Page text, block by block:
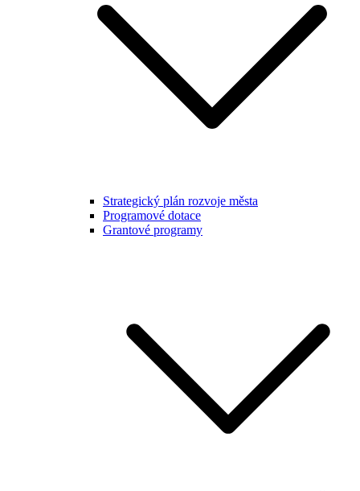
Strategický plán rozvoje města
Programové dotace
Grantové programy